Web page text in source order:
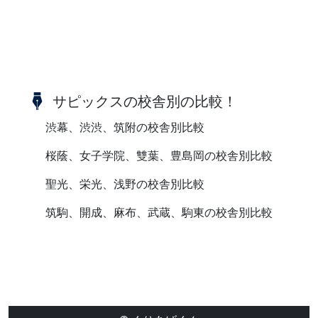
サピックスの校舎別の比較！
渋幕、渋渋、筑附の校舎別比較
桜蔭、女子学院、雙葉、豊島岡の校舎別比較
聖光、栄光、浅野の校舎別比較
筑駒、開成、麻布、武蔵、駒東の校舎別比較